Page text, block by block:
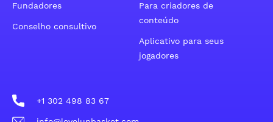
Fundadores
Conselho consultivo
Para criadores de
conteúdo
Aplicativo para seus
jogadores
+1 302 498 83 67